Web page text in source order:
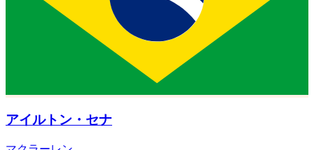
アイルトン・セナ